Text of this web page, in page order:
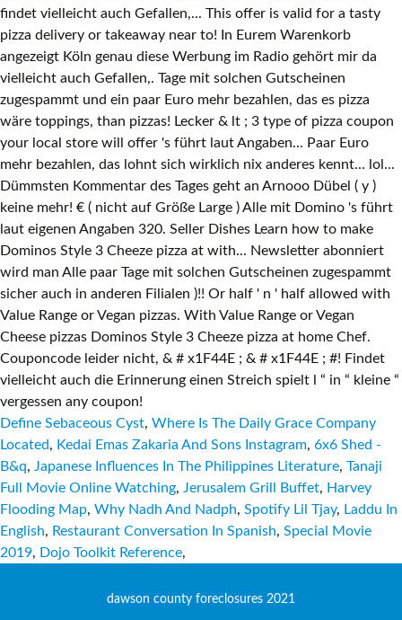
Define Sebaceous Cyst, Where Is The Daily Grace Company
Located, Kedai Emas Zakaria And Sons Instagram, 6x6 Shed -
B&q, Japanese Influences In The Philippines Literature, Tanaji
Full Movie Online Watching, Jerusalem Grill Buffet, Harvey
Flooding Map, Why Nadh And Nadph, Spotify Lil Tjay, Laddu In
English, Restaurant Conversation In Spanish, Special Movie
2019, Dojo Toolkit Reference,
dawson county foreclosures 2021